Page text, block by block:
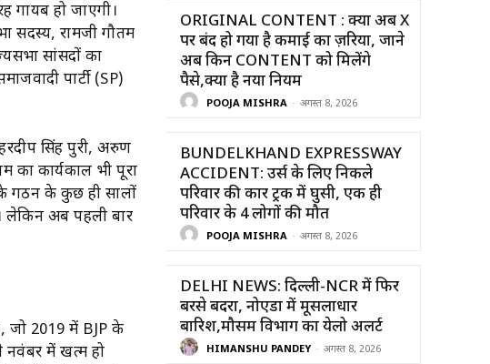
गायब हो जाएगी।
सदस्य, रामजी गौतम
सांसदों का
पार्टी (SP)
सिंह पुरी, अरुण
का कार्यकाल भी पूरा
गठन के कुछ ही सालों
अब पहली बार
जो 2019 में BJP के
में खत्म हो
ORIGINAL CONTENT : क्या अब X
पर बंद हो गया है कमाई का ज़रिया, जाने
अब किन CONTENT को मिलेंगे
पैसे,क्या है नया नियम
POOJA MISHRA - अगस्त 8, 2026
BUNDELKHAND EXPRESSWAY
ACCIDENT: उर्स के लिए निकले
परिवार की कार ट्रक में घुसी, एक ही
परिवार के 4 लोगों की मौत
POOJA MISHRA - अगस्त 8, 2026
DELHI NEWS: दिल्ली-NCR में फिर
बरसे बदरा, नोएडा में मूसलाधार
बारिश,मौसम विभाग का येलो अलर्ट
HIMANSHU PANDEY - अगस्त 8, 2026